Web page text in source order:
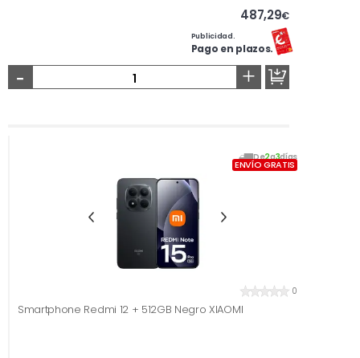
487,29€
Publicidad.
Pago en plazos.
- +
De2a3días
ENVÍO GRATIS
0
Smartphone Redmi 12 + 512GB Negro XIAOMI